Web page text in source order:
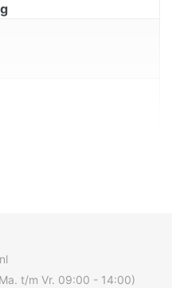
t/m Vr. 09:00 - 14:00)